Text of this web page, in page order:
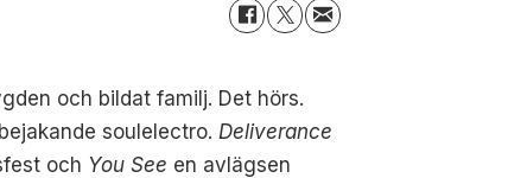
och bildat familj. Det hörs.
soulelectro. Deliverance
och You See en avlägsen